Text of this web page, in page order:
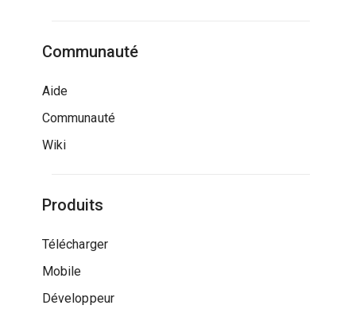
Communauté
Aide
Communauté
Wiki
Produits
Télécharger
Mobile
Développeur